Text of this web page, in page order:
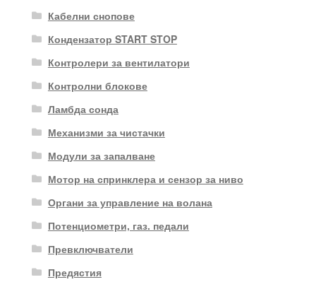
Кабелни снопове
Кондензатор START STOP
Контролери за вентилатори
Контролни блокове
Ламбда сонда
Механизми за чистачки
Модули за запалване
Мотор на спринклера и сензор за ниво
Органи за управление на волана
Потенциометри, газ. педали
Превключватели
Предястия